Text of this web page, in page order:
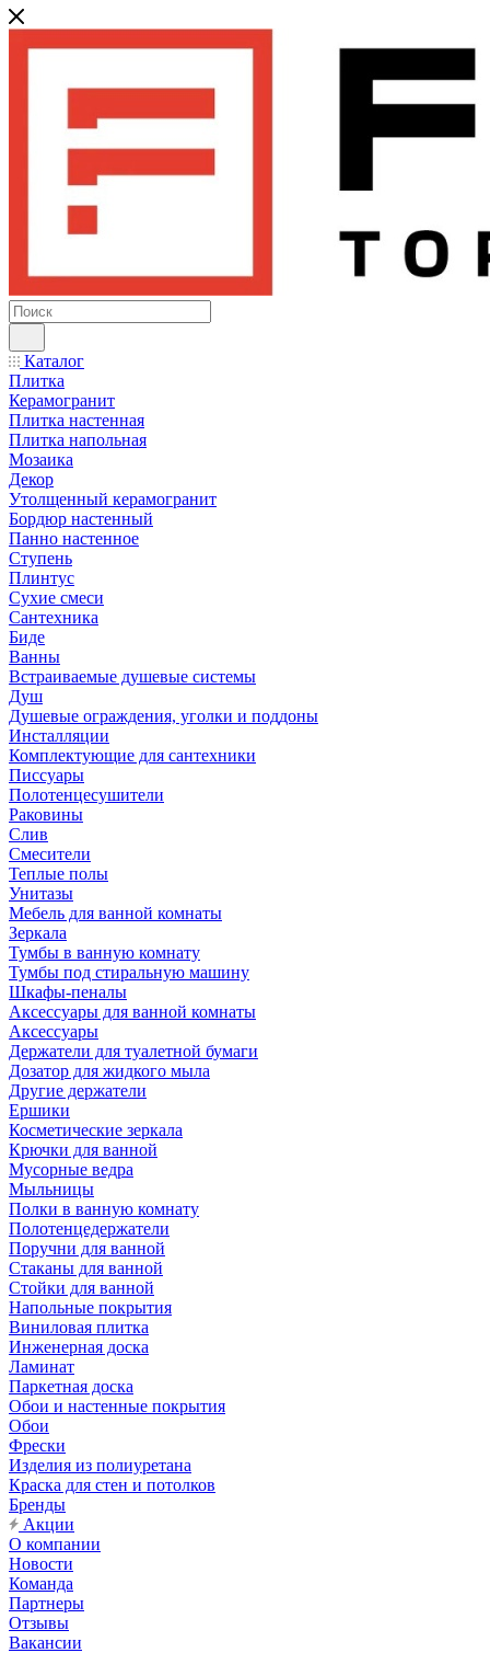
Каталог
Плитка
Керамогранит
Плитка настенная
Плитка напольная
Мозаика
Декор
Утолщенный керамогранит
Бордюр настенный
Панно настенное
Ступень
Плинтус
Сухие смеси
Сантехника
Биде
Ванны
Встраиваемые душевые системы
Душ
Душевые ограждения, уголки и поддоны
Инсталляции
Комплектующие для сантехники
Писсуары
Полотенцесушители
Раковины
Слив
Смесители
Теплые полы
Унитазы
Мебель для ванной комнаты
Зеркала
Тумбы в ванную комнату
Тумбы под стиральную машину
Шкафы-пеналы
Аксессуары для ванной комнаты
Аксессуары
Держатели для туалетной бумаги
Дозатор для жидкого мыла
Другие держатели
Ершики
Косметические зеркала
Крючки для ванной
Мусорные ведра
Мыльницы
Полки в ванную комнату
Полотенцедержатели
Поручни для ванной
Стаканы для ванной
Стойки для ванной
Напольные покрытия
Виниловая плитка
Инженерная доска
Ламинат
Паркетная доска
Обои и настенные покрытия
Обои
Фрески
Изделия из полиуретана
Краска для стен и потолков
Бренды
Акции
О компании
Новости
Команда
Партнеры
Отзывы
Вакансии